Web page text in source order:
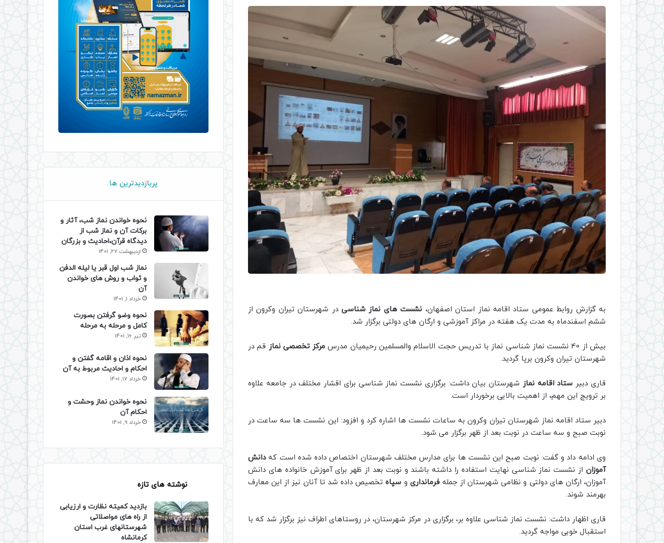
به گزارش روابط عمومی ستاد اقامه نماز استان اصفهان، نشست های نماز شناسیدر شهرستان تیران وکرون از
ششم اسفندماه به مدت یک هفته در مراکز آموزشی و ارگان های دولتی برگزار شد.
بیش از 40 نشست نماز شناسی نماز با تدریس حجت الاسلام والمسلمین رحیمیان مدرس مرکز تخصصی نماز قم در
شهرستان تیران وکرون برپا گردید.
قاری دبیر ستاد اقامه نماز شهرستان بیان داشت: برگزاری نشست نماز شناسی برای اقشار مختلف در جامعه علاوه
بر ترویج این مهم، از اهمیت بالایی برخوردار است.
دبیر ستاد اقامه نماز شهرستان تیران وکرون به ساعات نشست ها اشاره کرد و افزود: این نشست ها سه ساعت در
نوبت صبح و سه ساعت در نوبت بعد از ظهر برگزار می شود.
وی ادامه داد و گفت: نوبت صبح این نشست ها برای مدارس مختلف شهرستان اختصاص داده شده است کهدانش
آموزان از نشست نماز شناسی نهایت استفاده را داشته باشند و نوبت بعد از ظهر برای آموزش خانواده های دانش
آموزان، ارگان های دولتی و نظامی شهرستان از جملهفرمانداری و سپاهتخصیص داده شد تا آنان نیز از این معارف
بهرمند شوند.
قاری اظهار داشت: نشست نماز شناسی علاوه بر، برگزاری در مرکز شهرستان، در روستاهای اطراف نیز برگزار شد که با
استقبال خوبی مواجه گردید.
پربازدیدترین ها
نحوه خواندن نماز شب، آثار و
برکات آن و نماز شب از
دیدگاه قرآن،احادیث و بزرگان
اردیبهشت 27, 1401
نماز شب اول قبر یا لیله الدفن
و ثواب و روش های خواندن
آن
خرداد 1, 1401
نحوه وضو گرفتن بصورت
کامل و مرحله به مرحله
تیر 16, 1401
نحوه اذان و اقامه گفتن و
احکام و احادیث مربوط به آن
خرداد 17, 1401
نحوه خواندن نماز وحشت و
احکام آن
خرداد 9, 1401
نوشته های تازه
بازدید کمیته نظارت و ارزیابی
از راه های مواصلاتی
شهرستانهای غرب استان
کرمانشاه